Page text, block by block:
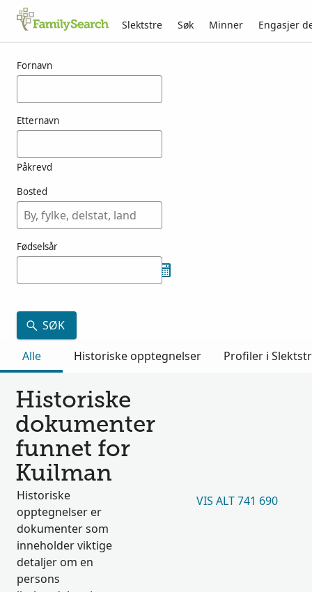
Slektstre Søk Minner Engasjer
Fornavn
Etternavn
Påkrevd
Bosted
Fødselsår
SØK
Alle
Historiske opptegnelser Profiler i
Historiske
dokumenter
funnet for
Kuilman
Historiske
opptegnelser er
dokumenter som
inneholder viktige
detaljer om en
persons
VIS ALT 741 690